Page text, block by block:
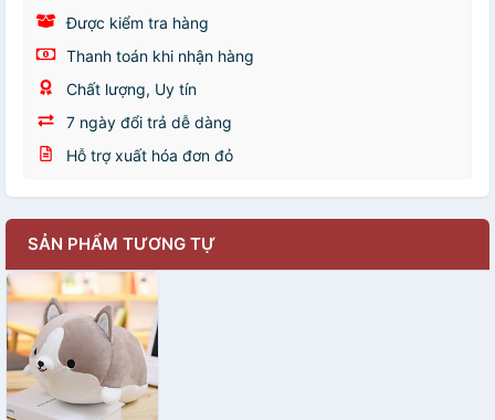
Được kiểm tra hàng
Thanh toán khi nhận hàng
Chất lượng, Uy tín
7 ngày đổi trả dễ dàng
Hỗ trợ xuất hóa đơn đỏ
SẢN PHẨM TƯƠNG TỰ